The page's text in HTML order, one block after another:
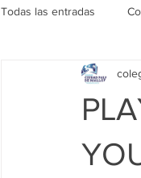
Todas las entradas